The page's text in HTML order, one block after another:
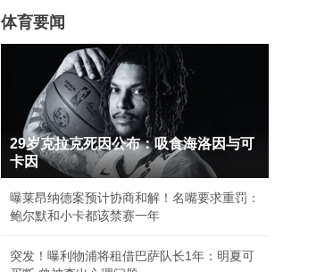
体育要闻
29岁克拉克死因公布：吸食海洛因与可
卡因
曝莱昂纳德案预计协商和解！名嘴要求重罚：
鲍尔默和小卡都该禁赛一年
突发！曝利物浦将租借巴萨队长1年：明夏可